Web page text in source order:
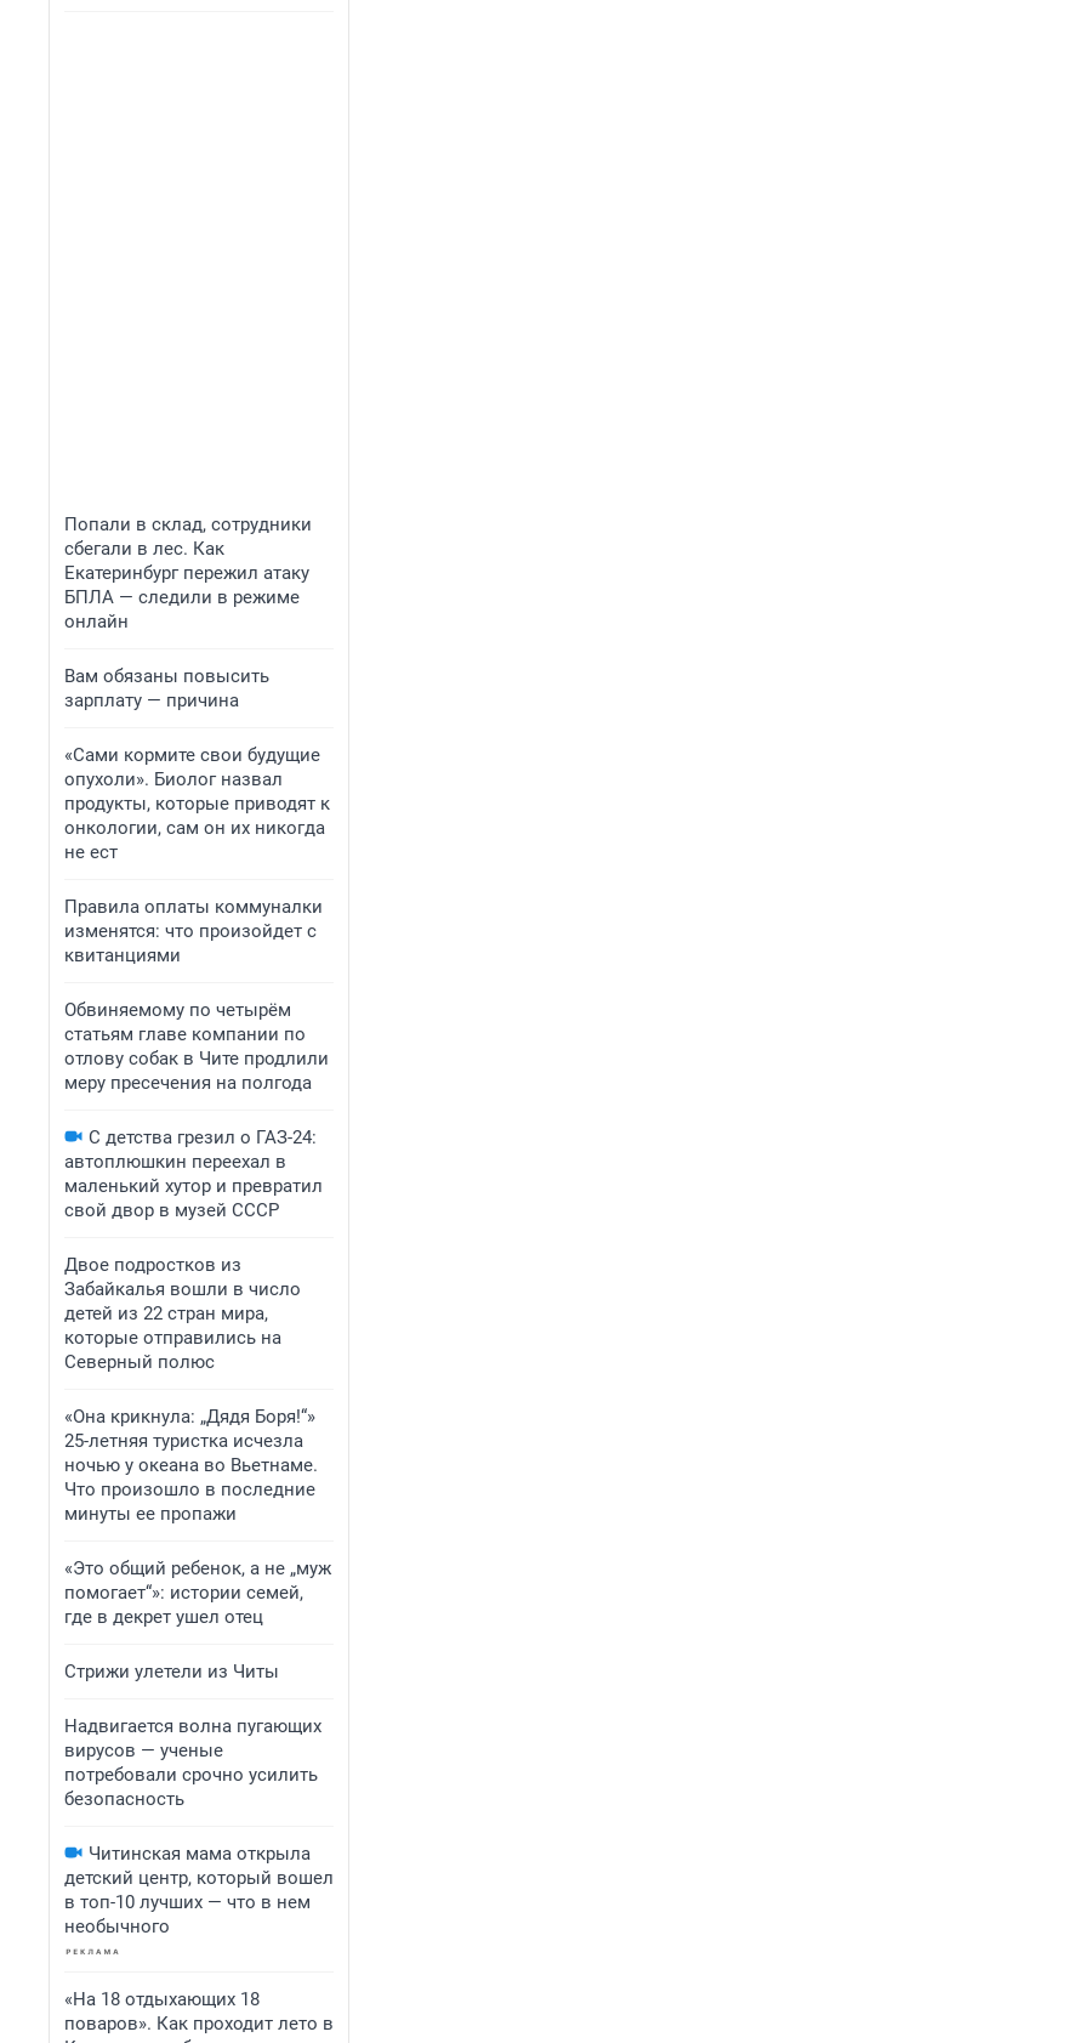
Попали в склад, сотрудники
сбегали в лес. Как
Екатеринбург пережил атаку
БПЛА — следили в режиме
онлайн
Вам обязаны повысить
зарплату — причина
«Сами кормите свои будущие
опухоли». Биолог назвал
продукты, которые приводят к
онкологии, сам он их никогда
не ест
Правила оплаты коммуналки
изменятся: что произойдет с
квитанциями
Обвиняемому по четырём
статьям главе компании по
отлову собак в Чите продлили
меру пресечения на полгода
С детства грезил о ГАЗ-24:
автоплюшкин переехал в
маленький хутор и превратил
свой двор в музей СССР
Двое подростков из
Забайкалья вошли в число
детей из 22 стран мира,
которые отправились на
Северный полюс
«Она крикнула: „Дядя Боря!“»
25-летняя туристка исчезла
ночью у океана во Вьетнаме.
Что произошло в последние
минуты ее пропажи
«Это общий ребенок, а не „муж
помогает“»: истории семей,
где в декрет ушел отец
Стрижи улетели из Читы
Надвигается волна пугающих
вирусов — ученые
потребовали срочно усилить
безопасность
Читинская мама открыла
детский центр, который вошел
в топ-10 лучших — что в нем
необычного
«На 18 отдыхающих 18
поваров». Как проходит лето в